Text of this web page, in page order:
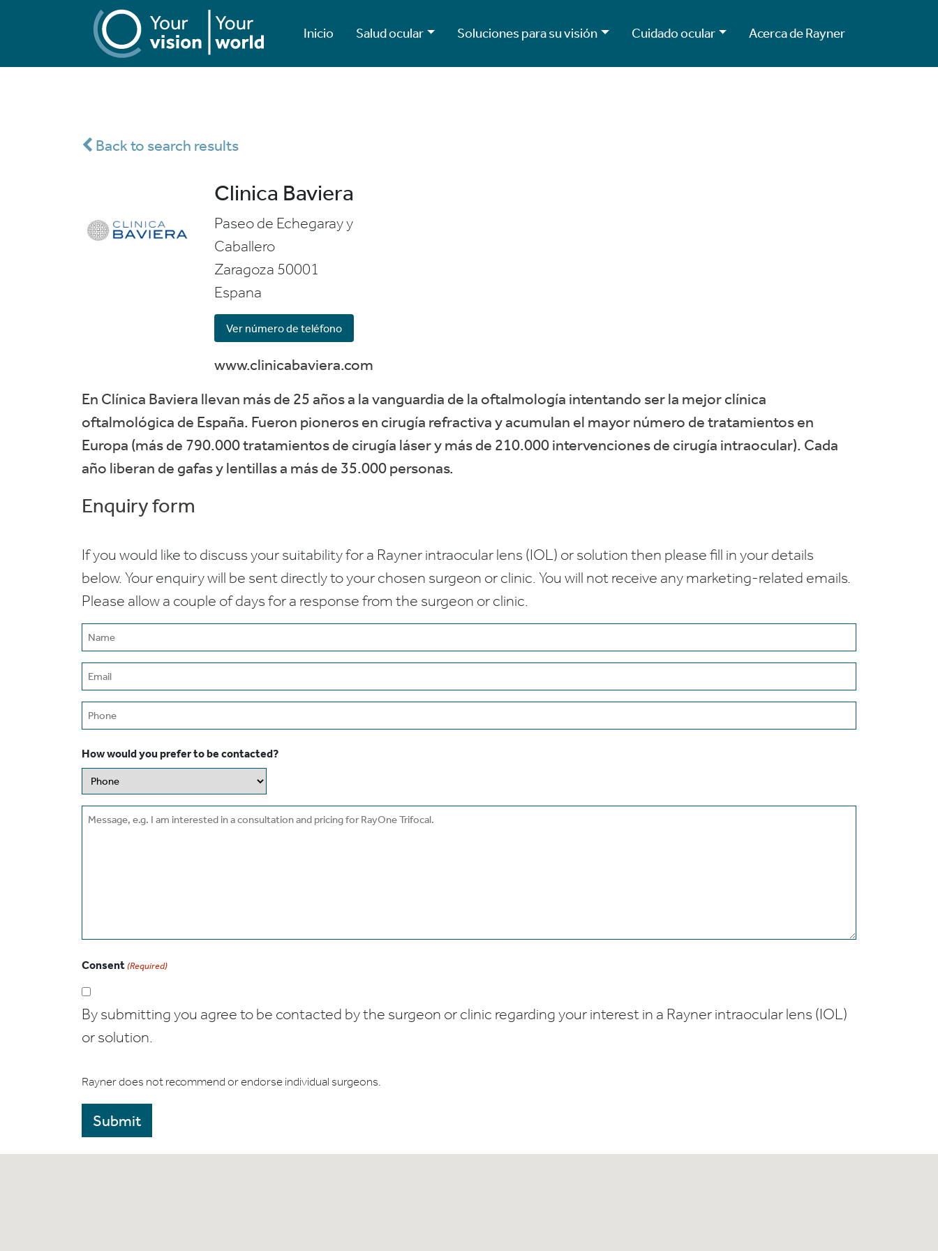
Inicio Salud ocular Soluciones para su visión Cuidado ocular Acerca de Rayner
Back to search results
Clinica Baviera
Paseo de Echegaray y
Caballero
Zaragoza 50001
Espana
Ver número de teléfono
www.clinicabaviera.com
En Clínica Baviera llevan más de 25 años a la vanguardia de la oftalmología intentando ser la mejor clínica
oftalmológica de España. Fueron pioneros en cirugía refractiva y acumulan el mayor número de tratamientos en
Europa (más de 790.000 tratamientos de cirugía láser y más de 210.000 intervenciones de cirugía intraocular). Cada
año liberan de gafas y lentillas a más de 35.000 personas.
Enquiry form
If you would like to discuss your suitability for a Rayner intraocular lens (IOL) or solution then please fill in your details
below. Your enquiry will be sent directly to your chosen surgeon or clinic. You will not receive any marketing-related emails.
Please allow a couple of days for a response from the surgeon or clinic.
Name
(Required)
Email
(Required)
Phone
How would you prefer to be contacted?
Message
Consent (Required)
By submitting you agree to be contacted by the surgeon or clinic regarding your interest in a Rayner intraocular lens (IOL)
or solution.
Rayner does not recommend or endorse individual surgeons.